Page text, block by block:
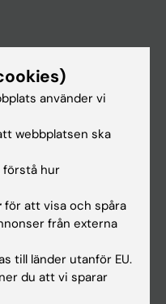
använder vi
webbplatsen ska
hur
för att visa och spåra
från externa
till länder utanför EU.
du att vi sparar